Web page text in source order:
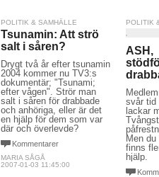
POLITIK & SAMHÄLLE
Tsunamin: Att strö
salt i såren?
Drygt två år efter tsunamin
2004 kommer nu TV3:s
dokumentär; "Tsunami;
efter vågen". Strör man
salt i såren för drabbade
och anhöriga, eller är det
en hjälp för dem som var
där och överlevde?
Kommentarer
MARIA SÅGÅ
2007-01-03 11:45:00
POLITIK
ASH,
svår tid
lackar
Men
finns
hjälp.